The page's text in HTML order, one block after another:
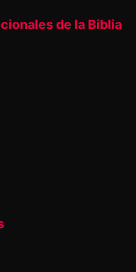
de la Biblia